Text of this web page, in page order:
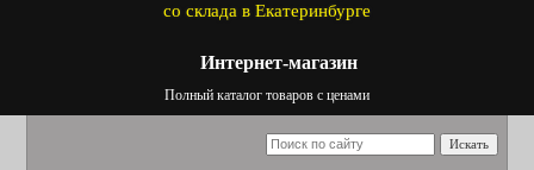
со склада в Екатеринбурге
Интернет-магазин
Полный каталог товаров с ценами
Искать